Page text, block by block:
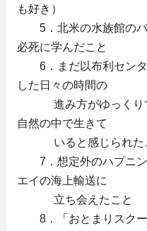
も好き）
5．北米の水族館のバ
必死に学んだこと
6．まだ以布利センタ
した日々の時間の
進み方がゆっくりで
自然の中で生きて
いると感じられた
7．想定外のハプニン
エイの海上輸送に
立ち会えたこと
8．「おとまりスクー